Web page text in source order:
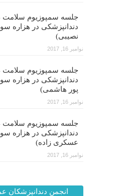
جلسه سمپوزیوم سلامت
دندانپزشکی در هزاره
نصیبی)
نوامبر 16, 2017
جلسه سمپوزیوم سلامت
دندانپزشکی در هزاره
پور هاشمی)
نوامبر 16, 2017
جلسه سمپوزیوم سلامت
دندانپزشکی در هزاره
عسکری زاده)
نوامبر 16, 2017
انجمن دندانپزشکان